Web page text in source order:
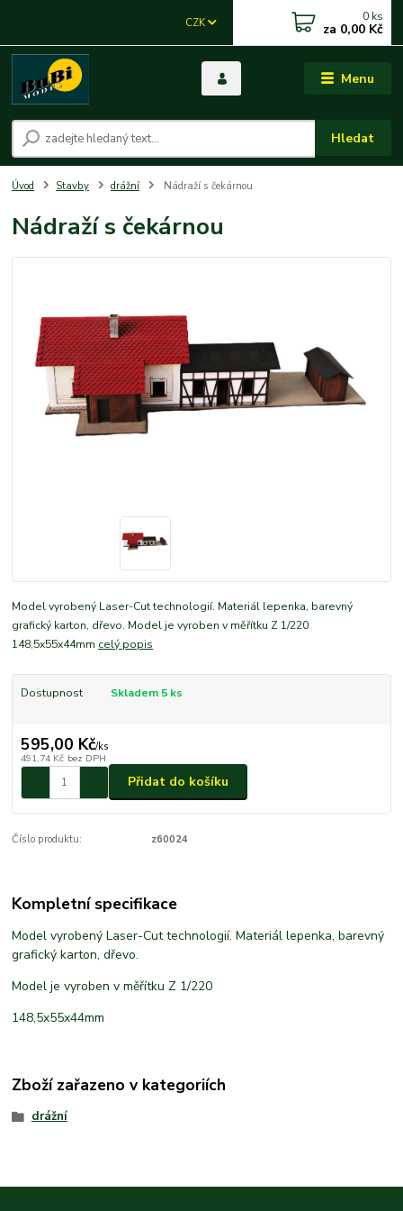
Menu
CZK
Hledat
0 ks
za 0,00 Kč
Úvod Stavby drážní Nádraží s čekárnou
Nádraží s čekárnou
Model vyrobený Laser-Cut technologií. Materiál lepenka, barevný
grafický karton, dřevo. Model je vyroben v měřítku Z 1/220
148,5x55x44mm celý popis
Dostupnost Skladem 5 ks
595,00 Kč/ks
491,74 Kč bez DPH
Přidat do košíku
Číslo produktu: z60024
Kompletní specifikace
Model vyrobený Laser-Cut technologií. Materiál lepenka, barevný
grafický karton, dřevo.
Model je vyroben v měřítku Z 1/220
148,5x55x44mm
Zboží zařazeno v kategoriích
drážní